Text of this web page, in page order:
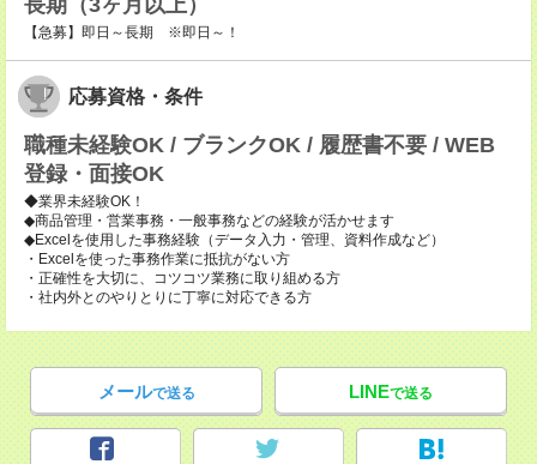
長期（3ヶ月以上）
【急募】即日～長期 ※即日～！
応募資格・条件
職種未経験OK / ブランクOK / 履歴書不要 / WEB
登録・面接OK
◆業界未経験OK！
◆商品管理・営業事務・一般事務などの経験が活かせます
◆Excelを使用した事務経験（データ入力・管理、資料作成など）
・Excelを使った事務作業に抵抗がない方
・正確性を大切に、コツコツ業務に取り組める方
・社内外とのやりとりに丁寧に対応できる方
メールで送る LINEで送る